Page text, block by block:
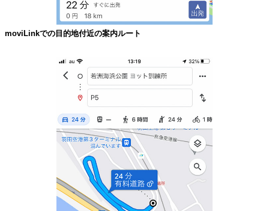
moviLinkでの目的地付近の案内ルート